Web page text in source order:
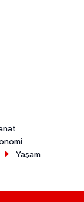
Yaşam